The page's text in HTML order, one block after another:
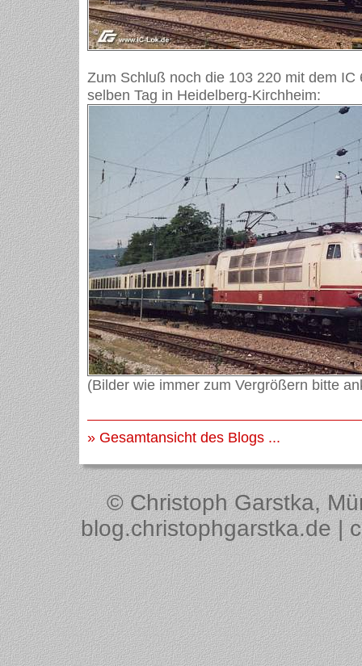
Zum Schluß noch die 103 220 mit dem IC
selben Tag in Heidelberg-Kirchheim:
(Bilder wie immer zum Vergrößern bitte
» Gesamtansicht des Blogs ...
© Christoph Garstka,
blog.christophgarstka.de |